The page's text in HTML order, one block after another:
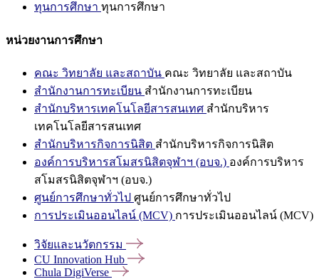
ทุนการศึกษา ทุนการศึกษา
หน่วยงานการศึกษา
คณะ วิทยาลัย และสถาบัน คณะ วิทยาลัย และสถาบัน
สำนักงานการทะเบียน สำนักงานการทะเบียน
สำนักบริหารเทคโนโลยีสารสนเทศ สำนักบริหาร
เทคโนโลยีสารสนเทศ
สำนักบริหารกิจการนิสิต สำนักบริหารกิจการนิสิต
องค์การบริหารสโมสรนิสิตจุฬาฯ (อบจ.) องค์การบริหาร
สโมสรนิสิตจุฬาฯ (อบจ.)
ศูนย์การศึกษาทั่วไป ศูนย์การศึกษาทั่วไป
การประเมินออนไลน์ (MCV) การประเมินออนไลน์ (MCV)
วิจัยและนวัตกรรม
CU Innovation Hub
Chula DigiVerse